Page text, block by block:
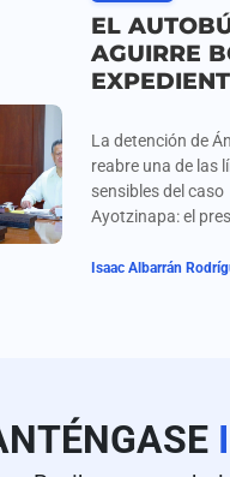
EL
AGUIRRE
La detención de
reabre una de las
sensibles del caso
Ayotzinapa: el
del autobús
Isaac Albarrán